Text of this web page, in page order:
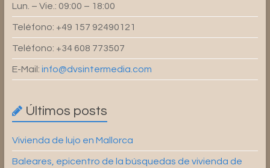
Lun. – Vie.: 09:00 – 18:00
Teléfono: +49 157 92490121
Teléfono: +34 608 773507
E-Mail: info@dvsintermedia.com
Últimos posts
Vivienda de lujo en Mallorca
Baleares, epicentro de la búsquedas de vivienda de